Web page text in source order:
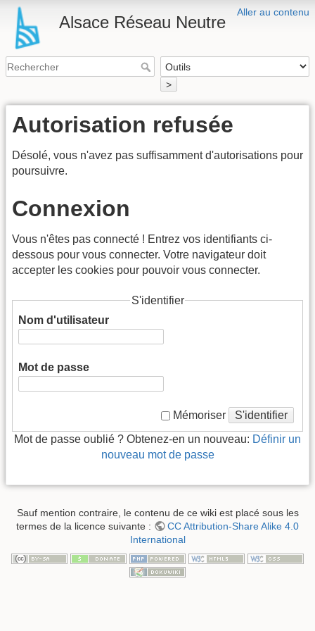
Aller au contenu
Alsace Réseau Neutre
>
Autorisation refusée
Désolé, vous n'avez pas suffisamment d'autorisations pour
poursuivre.
Connexion
Vous n'êtes pas connecté ! Entrez vos identifiants ci-
dessous pour vous connecter. Votre navigateur doit
accepter les cookies pour pouvoir vous connecter.
S'identifier
Nom d'utilisateur
Mot de passe
Mémoriser S'identifier
Mot de passe oublié ? Obtenez-en un nouveau: Définir un
nouveau mot de passe
Sauf mention contraire, le contenu de ce wiki est placé sous les
termes de la licence suivante :
CC Attribution-Share Alike 4.0
International